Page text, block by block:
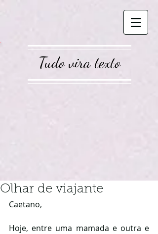
Tudo vira texto
Olhar de viajante
Caetano,
Hoje, entre uma mamada e outra e